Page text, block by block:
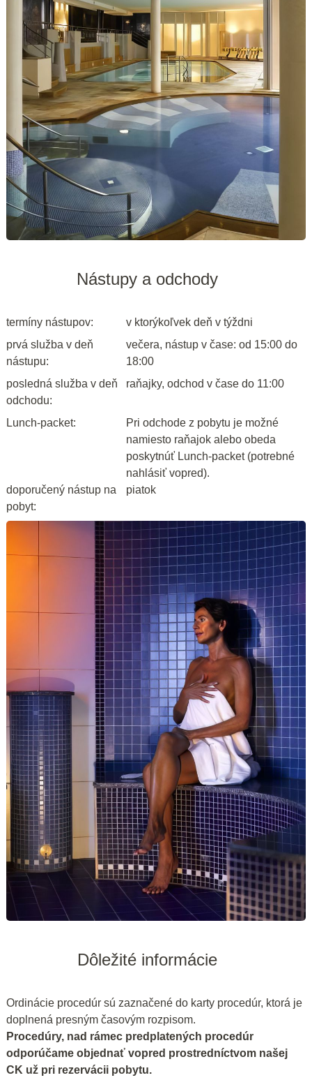
Nástupy a odchody
termíny nástupov:
v ktorýkoľvek deň v týždni
prvá služba v deň
nástupu:
večera, nástup v čase: od 15:00 do
18:00
posledná služba v deň
odchodu:
raňajky, odchod v čase do 11:00
Lunch-packet:
Pri odchode z pobytu je možné
namiesto raňajok alebo obeda
poskytnúť Lunch-packet (potrebné
nahlásiť vopred).
doporučený nástup na
pobyt:
piatok
Dôležité informácie
Ordinácie procedúr sú zaznačené do karty procedúr, ktorá je
doplnená presným časovým rozpisom.
Procedúry, nad rámec predplatených procedúr
odporúčame objednať vopred prostredníctvom našej
CK už pri rezervácii pobytu.